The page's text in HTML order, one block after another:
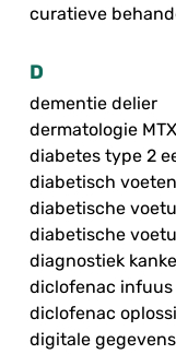
curatieve
D
dementie delier
dermatologie MTX
diabetes type 2
diabetisch
diabetische
diabetische
diagnostiek
diclofenac infuus
diclofenac
digitale